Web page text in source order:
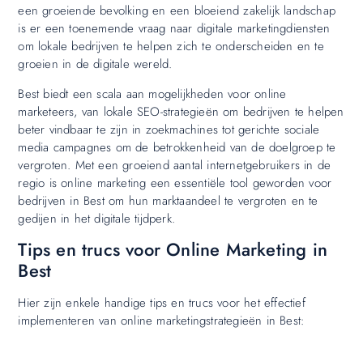
een groeiende bevolking en een bloeiend zakelijk landschap
is er een toenemende vraag naar digitale marketingdiensten
om lokale bedrijven te helpen zich te onderscheiden en te
groeien in de digitale wereld.
Best biedt een scala aan mogelijkheden voor online
marketeers, van lokale SEO-strategieën om bedrijven te helpen
beter vindbaar te zijn in zoekmachines tot gerichte sociale
media campagnes om de betrokkenheid van de doelgroep te
vergroten. Met een groeiend aantal internetgebruikers in de
regio is online marketing een essentiële tool geworden voor
bedrijven in Best om hun marktaandeel te vergroten en te
gedijen in het digitale tijdperk.
Tips en trucs voor Online Marketing in
Best
Hier zijn enkele handige tips en trucs voor het effectief
implementeren van online marketingstrategieën in Best: